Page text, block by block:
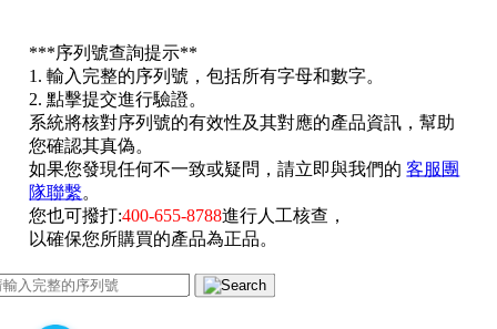
***序列號查詢提示**
1. 輸入完整的序列號，包括所有字母和數字。
2. 點擊提交進行驗證。
系統將核對序列號的有效性及其對應的產品資訊，幫助
您確認其真偽。
如果您發現任何不一致或疑問，請立即與我們的客服團
隊聯繫。
您也可撥打:400-655-8788進行人工核查，
以確保您所購買的產品為正品。